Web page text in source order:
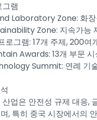
램
Laboratory Zone: 화장
Zone: 지속가능
로그램: 17개 주제, 200여
Awards: 13개 부문 시
Summit: 연례 기
업은 안전성 규제 대응,
, 특히 중국 시장에서의